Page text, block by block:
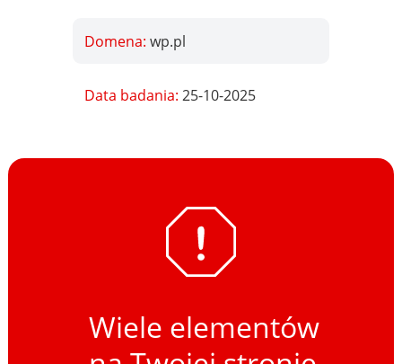
Domena:wp.pl
Data badania:25-10-2025
Wiele elementów